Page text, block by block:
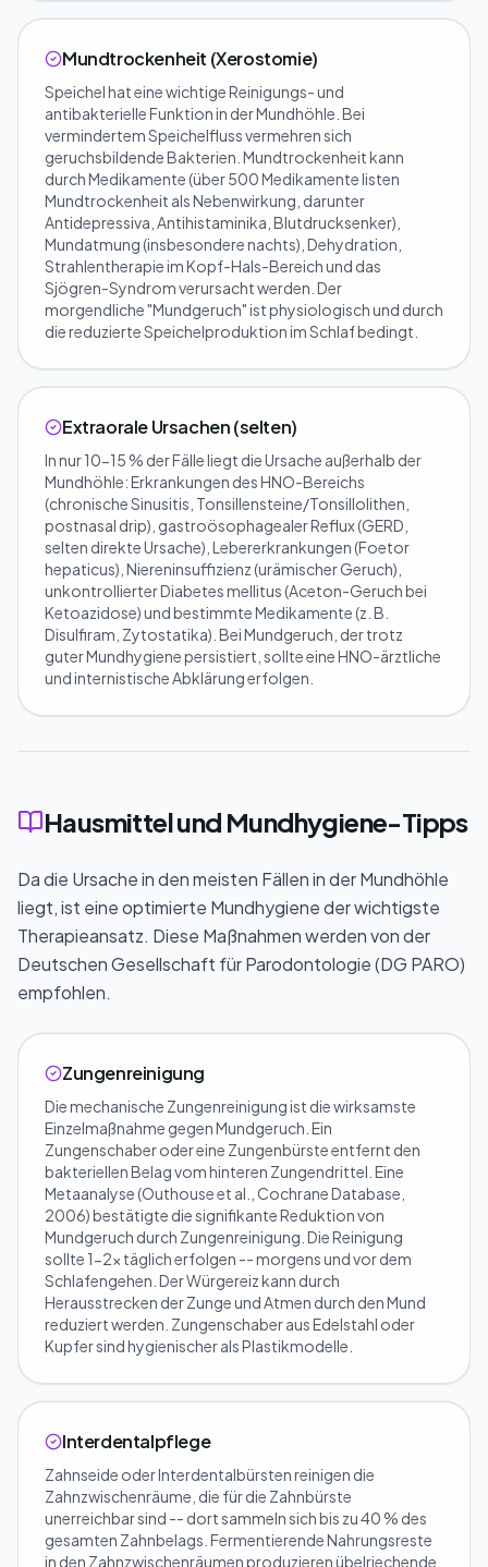
Mundtrockenheit (Xerostomie)
Speichel hat eine wichtige Reinigungs- und
antibakterielle Funktion in der Mundhöhle. Bei
vermindertem Speichelfluss vermehren sich
geruchsbildende Bakterien. Mundtrockenheit kann
durch Medikamente (über 500 Medikamente listen
Mundtrockenheit als Nebenwirkung, darunter
Antidepressiva, Antihistaminika, Blutdrucksenker),
Mundatmung (insbesondere nachts), Dehydration,
Strahlentherapie im Kopf-Hals-Bereich und das
Sjögren-Syndrom verursacht werden. Der
morgendliche "Mundgeruch" ist physiologisch und durch
die reduzierte Speichelproduktion im Schlaf bedingt.
Extraorale Ursachen (selten)
In nur 10-15 % der Fälle liegt die Ursache außerhalb der
Mundhöhle: Erkrankungen des HNO-Bereichs
(chronische Sinusitis, Tonsillensteine/Tonsillolithen,
postnasal drip), gastroösophagealer Reflux (GERD,
selten direkte Ursache), Lebererkrankungen (Foetor
hepaticus), Niereninsuffizienz (urämischer Geruch),
unkontrollierter Diabetes mellitus (Aceton-Geruch bei
Ketoazidose) und bestimmte Medikamente (z. B.
Disulfiram, Zytostatika). Bei Mundgeruch, der trotz
guter Mundhygiene persistiert, sollte eine HNO-ärztliche
und internistische Abklärung erfolgen.
Hausmittel und Mundhygiene-Tipps
Da die Ursache in den meisten Fällen in der Mundhöhle
liegt, ist eine optimierte Mundhygiene der wichtigste
Therapieansatz. Diese Maßnahmen werden von der
Deutschen Gesellschaft für Parodontologie (DG PARO)
empfohlen.
Zungenreinigung
Die mechanische Zungenreinigung ist die wirksamste
Einzelmaßnahme gegen Mundgeruch. Ein
Zungenschaber oder eine Zungenbürste entfernt den
bakteriellen Belag vom hinteren Zungendrittel. Eine
Metaanalyse (Outhouse et al., Cochrane Database,
2006) bestätigte die signifikante Reduktion von
Mundgeruch durch Zungenreinigung. Die Reinigung
sollte 1-2x täglich erfolgen -- morgens und vor dem
Schlafengehen. Der Würgereiz kann durch
Herausstrecken der Zunge und Atmen durch den Mund
reduziert werden. Zungenschaber aus Edelstahl oder
Kupfer sind hygienischer als Plastikmodelle.
Interdentalpflege
Zahnseide oder Interdentalbürsten reinigen die
Zahnzwischenräume, die für die Zahnbürste
unerreichbar sind -- dort sammeln sich bis zu 40 % des
gesamten Zahnbelags. Fermentierende Nahrungsreste
in den Zahnzwischenräumen produzieren übelriechende